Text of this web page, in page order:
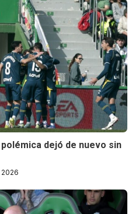
polémica dejó de nuevo sin